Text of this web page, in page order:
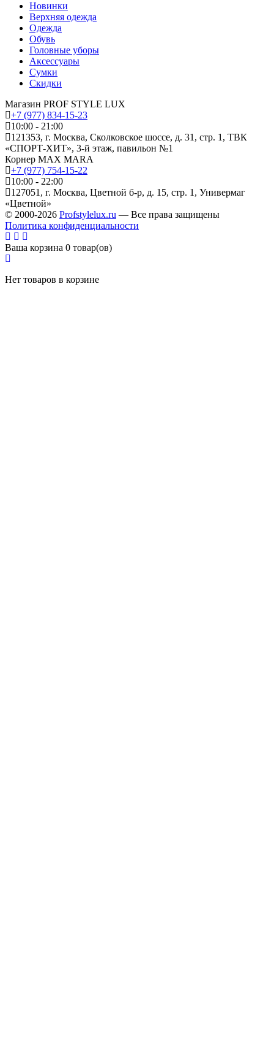
Новинки
Верхняя одежда
Одежда
Обувь
Головные уборы
Аксессуары
Сумки
Скидки
Магазин PROF STYLE LUX
+7 (977) 834-15-23
10:00 - 21:00
121353, г. Москва, Сколковское шоссе, д. 31, стр. 1, ТВК
«СПОРТ-ХИТ», 3-й этаж, павильон №1
Корнер MAX MARA
+7 (977) 754-15-22
10:00 - 22:00
127051, г. Москва, Цветной б-р, д. 15, стр. 1, Универмаг
«Цветной»
© 2000-2026 Profstylelux.ru — Все права защищены
Политика конфиденциальности
Ваша корзина 0 товар(ов)
Нет товаров в корзине